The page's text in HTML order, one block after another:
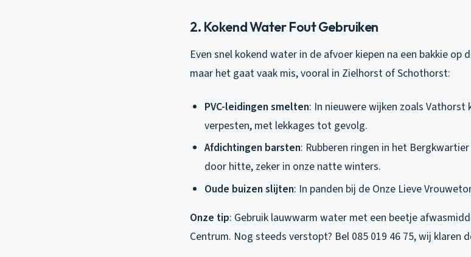
2. Kokend Water Fout Gebruiken
Even snel kokend water in de afvoer kiepen na een bakkie op
maar het gaat vaak mis, vooral in Zielhorst of Schothorst:
PVC-leidingen smelten: In nieuwere wijken zoals
verpesten, met lekkages tot gevolg.
Afdichtingen barsten: Rubberen ringen in het
door hitte, zeker in onze natte winters.
Oude buizen slijten: In panden bij de Onze Lieve
Onze tip: Gebruik lauwwarm water met een beetje
Centrum. Nog steeds verstopt? Bel 085 019 46 75, wij klaren